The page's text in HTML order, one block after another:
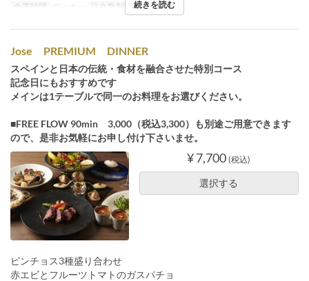
食事時間
ディナー 注文数制限 2 ~
続きを読む
Jose PREMIUM DINNER
スペインと日本の伝統・食材を融合させた特別コース
記念日にもおすすめです
メインは1テーブルで同一のお料理をお選びください。
■FREE FLOW 90min 3,000（税込3,300）も別途ご用意できます
ので、是非お気軽にお申し付け下さいませ。
¥ 7,700 (税込)
選択する
ピンチョス3種盛り合わせ
赤エビとフルーツトマトのガスパチョ